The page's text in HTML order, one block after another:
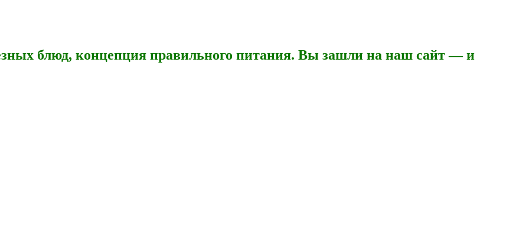
блюд, концепция правильного питания. Вы зашли на наш сайт — и